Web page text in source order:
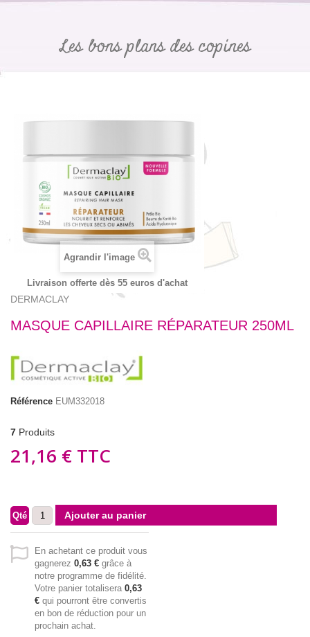
Les bons plans des copines
Agrandir l'image
Livraison offerte dès 55 euros d'achat
DERMACLAY
MASQUE CAPILLAIRE RÉPARATEUR 250ML
Référence EUM332018
7 Produits
21,16 € TTC
Qté Ajouter au panier
En achetant ce produit vous
gagnerez 0,63 € grâce à
notre programme de fidélité.
Votre panier totalisera 0,63
€ qui pourront être convertis
en bon de réduction pour un
prochain achat.